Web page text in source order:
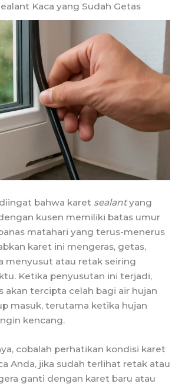
Kaca yang Sudah Getas
bahwa karet sealantyang
kusen memiliki batas umur
matahari yang terus-menerus
karet ini mengeras, getas,
menyusut atau retak seiring
Ketika penyusutan ini terjadi,
akan tercipta celah bagi air hujan
masuk, terutama ketika hujan
kencang.
cobalah perhatikan kondisi karet
Anda, jika sudah terlihat retak atau
ganti dengan karet baru atau